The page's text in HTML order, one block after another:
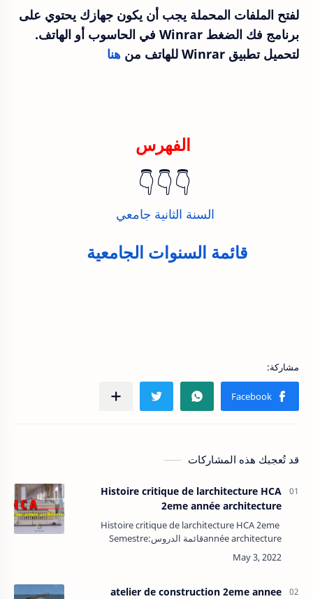
لفتح الملفات المحملة يجب أن يكون جهازك يحتوي على
برنامج فك الضغط Winrar في الحاسوب أو الهاتف.
لتحميل تطبيق Winrar للهاتف من
هنا
الفهرس
👇👇👇
السنة الثانية جامعي
قائمة السنوات الجامعية
قد تُعجبك هذه المشاركات
Histoire critique de larchitecture HCA
2eme année architecture
Histoire critique de larchitecture HCA 2eme
année architectureقائمة الدروس:Semestre
1Début de l'architecture moderne 1750-
1950 Chapitre 01: introduction Cou…
atelier de construction 2eme annee